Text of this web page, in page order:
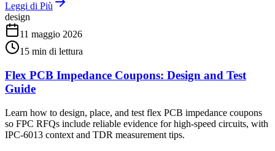
Leggi di Più
design
11 maggio 2026
15 min di lettura
Flex PCB Impedance Coupons: Design and Test
Guide
Learn how to design, place, and test flex PCB impedance coupons
so FPC RFQs include reliable evidence for high-speed circuits, with
IPC-6013 context and TDR measurement tips.